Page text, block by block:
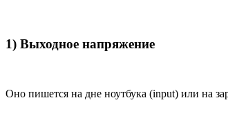
1) Выходное напряжение
Оно пишется на дне ноутбука (input) или на